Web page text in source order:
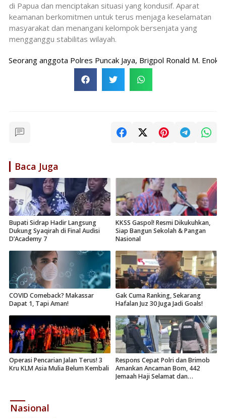
di Papua dan menciptakan situasi yang kondusif. Aparat
keamanan berkomitmen untuk terus menjaga keselamatan
masyarakat dan menangani kelompok bersenjata yang
mengganggu stabilitas wilayah.
anggota Polres Puncak Jaya, Brigpol Ronald M. Enok,
Baca Juga
Bupati Sidrap Hadir Langsung
Dukung Syaqirah di Final Audisi
D’Academy 7
KKSS Gaspol! Resmi Dikukuhkan,
Siap Bangun Sekolah & Pangan
Nasional
COVID Comeback? Makassar
Dapat 1, Tapi Aman!
Gak Cuma Ranking, Sekarang
Hafalan Juz 30 Juga Jadi Goals!
Operasi Pencarian Jalan Terus! 3
Kru KLM Asia Mulia Belum Kembali
Respons Cepat Polri dan Brimob
Amankan Ancaman Bom, 442
Jemaah Haji Selamat dan
Nasional